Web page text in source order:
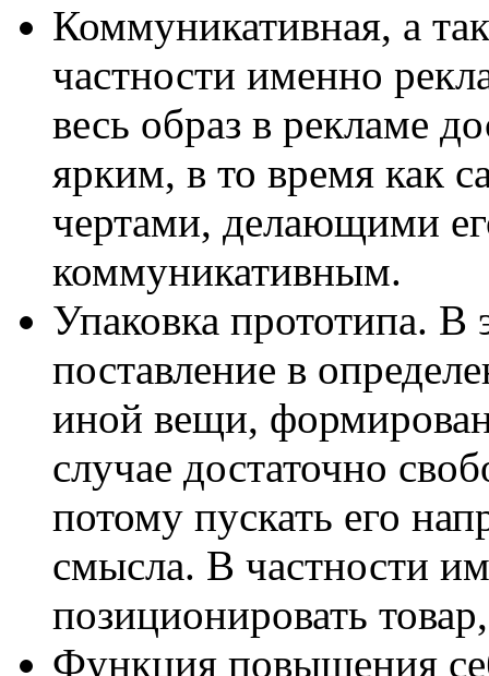
Коммуникативная, а
частности именно
весь образ в рекламе
ярким, в то время как
чертами, делающими
коммуникативным.
Упаковка прототипа.
поставление в
иной вещи,
случае достаточно
потому пускать его
смысла. В частности
позиционировать
Функция повышения